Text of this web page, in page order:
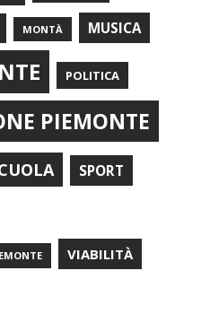
MONTÀ MUSICA
POLITICA
PIEMONTE
SPORT
VIABILITÀ